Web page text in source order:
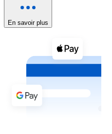
Voir toutes
Coupons crypto
Achetez des
Acheter avec espèces
Virement SEPA
En savoir plus